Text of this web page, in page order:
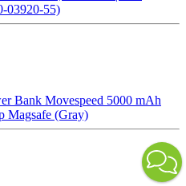
03920-55)
Bank Movespeed 5000 mAh
Magsafe (Gray)